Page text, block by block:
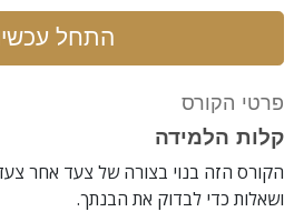
התחל
פרטי הקורס
קלות הלמידה
הקורס הזה בנוי בצורה של צעד אחר
ושאלות כדי לבדוק את הבנתך.